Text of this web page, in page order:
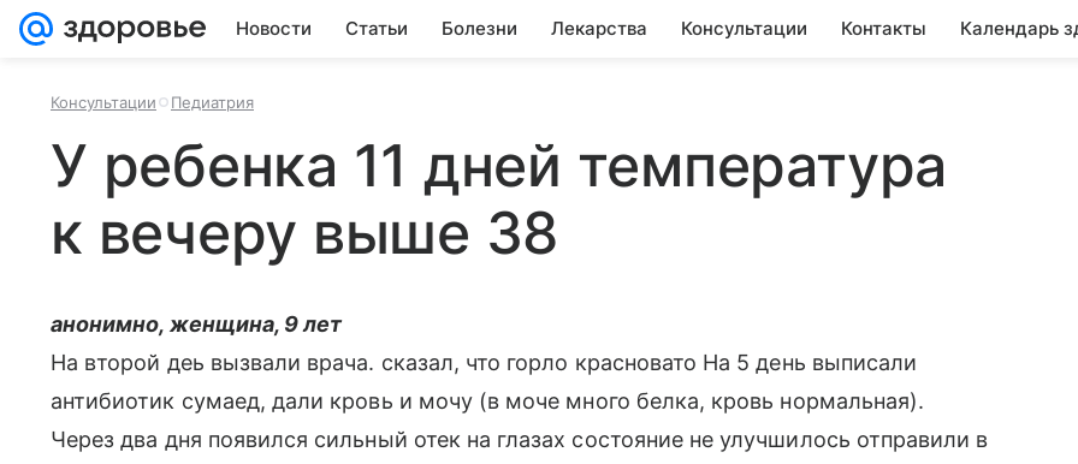
Новости Статьи Болезни Лекарства Консультации Контакты Календарь
Консультации Педиатрия
У ребенка 11 дней температура
к вечеру выше 38
анонимно, женщина, 9 лет
На второй деь вызвали врача. сказал, что горло красновато На 5 день выписали
антибиотик сумаед, дали кровь и мочу (в моче много белка, кровь нормальная).
Через два дня появился сильный отек на глазах состояние не улучшилось отправили в